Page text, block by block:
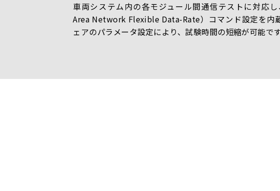
車両システム内の各モジュール間通信テストに対応
Area Network Flexible Data-Rate）コマンド設定を内
ェアのパラメータ設定により、試験時間の短縮が可能です